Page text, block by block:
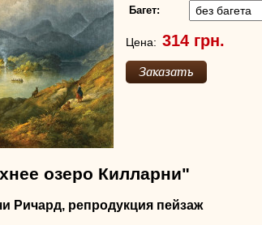
Багет:
Цена:
озеро Килларни"
Ричард, репродукция пейзаж